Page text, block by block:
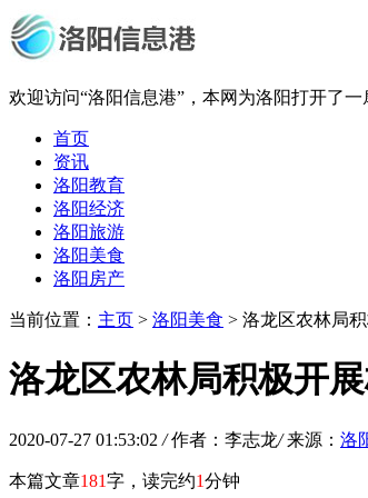
欢迎访问“洛阳信息港”，本网为洛阳打开了
首页
资讯
洛阳教育
洛阳经济
洛阳旅游
洛阳美食
洛阳房产
当前位置： 主页 > 洛阳美食 > 洛龙区农林局
洛龙区农林局积极开
2020-07-27 01:53:02 / 作者：李志龙/ 来源： 洛
本篇文章181字，读完约1分钟